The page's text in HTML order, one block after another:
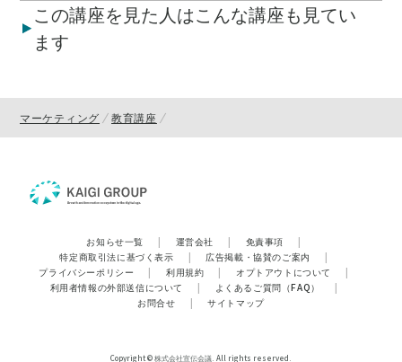
この講座を見た人はこんな講座も見てい
ます
マーケティング 教育講座
お知らせ一覧 | 運営会社 | 免責事項
|
特定商取引法に基づく表示
| 広告掲載・協賛のご案内
|
プライバシーポリシー
| 利用規約 | オプトアウトについて
|
利用者情報の外部送信について
| よくあるご質問（FAQ）
|
お問合せ
| サイトマップ
Copyright © 株式会社宣伝会議. All rights reserved.